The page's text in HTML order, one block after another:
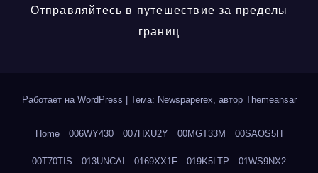
Отправляйтесь в путешествие за пределы
границ
Работает на WordPress Тема: Newspaperex, автор Themeansar
Home 006WY430 007HXU2Y 00MGT33M 00SAOS5H
00T70TIS 013UNCAI 0169XX1F 019K5LTP 01WS9NX2